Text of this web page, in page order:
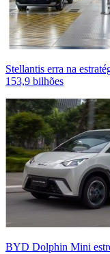
Stellantis erra na
153,9 bilhões
BYD Dolphin Mini